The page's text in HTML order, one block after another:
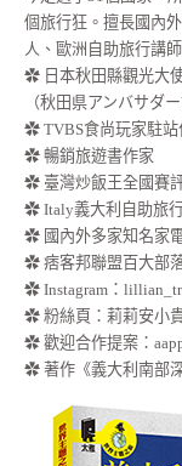
個旅行狂。擅長國內
人、歐洲自助旅行講師
✿ 日本秋田縣觀光大
（秋田県アンバサダー
✿ TVBS食尚玩家駐站
✿ 暢銷旅遊書作家
✿ 臺灣炒飯王全國賽
✿ Italy義大利自助旅
✿ 國內外多家知名家
✿ 痞客邦聯盟百大部
✿ Instagram：
✿ 粉絲頁：莉莉安小
✿ 歡迎合作提案：
✿ 著作《義大利南部